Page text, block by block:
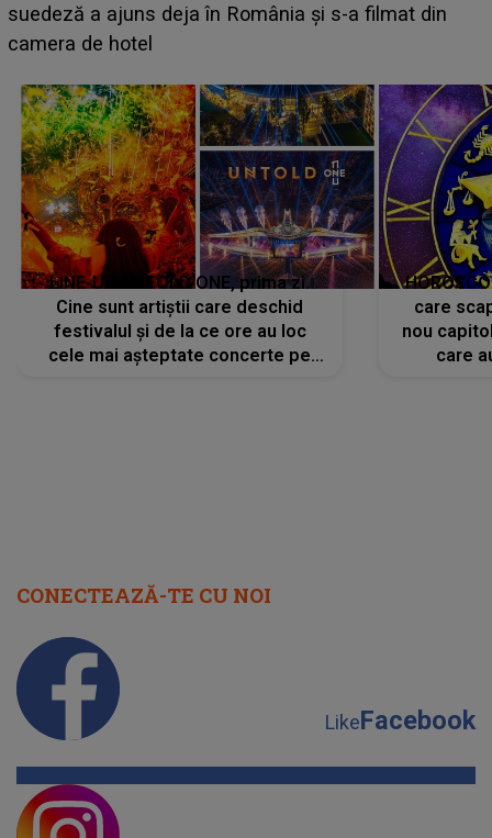
BĂIATUL VIZAT de Alexandra?! Aflându-se în fața
faptului împlinit, A RECUNOSCUT IMEDIAT: "Am
LINE-UP UNTOLD ONE, prima zi.
Cine sunt artiștii care deschid
festivalul și de la ce ore au loc
cele mai așteptate concerte pe
care
nou
care
CONECTEAZĂ-TE CU NOI
LikeFacebook